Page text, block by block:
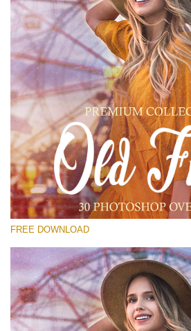
Prosím vyberte
Free Old Film Overlay #23
Small 800*533px
Old Film
(30 Overlays)
Grunge Collection
(347 Overlays)
Large 6000*4000px
FREE DOWNLOAD